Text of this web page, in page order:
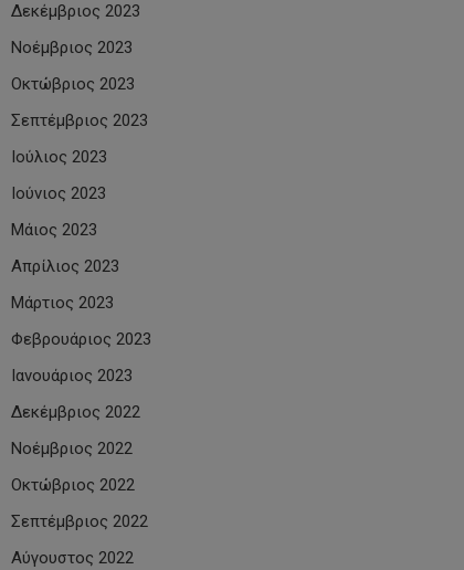
Δεκέμβριος 2023
Νοέμβριος 2023
Οκτώβριος 2023
Σεπτέμβριος 2023
Ιούλιος 2023
Ιούνιος 2023
Μάιος 2023
Απρίλιος 2023
Μάρτιος 2023
Φεβρουάριος 2023
Ιανουάριος 2023
Δεκέμβριος 2022
Νοέμβριος 2022
Οκτώβριος 2022
Σεπτέμβριος 2022
Αύγουστος 2022